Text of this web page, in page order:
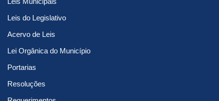
Leis do Legislativo
Acervo de Leis
Lei Orgânica do Município
Portarias
Resoluções